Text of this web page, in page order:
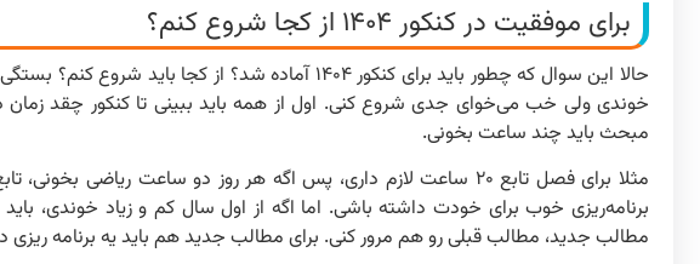
برای موفقیت در کنکور ۱۴۰۴ از کجا شروع کنم؟
حالا این سوال که چطور باید برای کنکور ۱۴۰۴ آماده
خوندی ولی خب می‌خوای جدی شروع کنی. اول از همه باید ببینی تا کنکور چقد
مبحث باید چند ساعت بخونی.
برنامه‌ریزی خوب برای خودت داشته باشی. اما اگه از اول سال کم و زیاد خوندی،
مطالب جدید، مطالب قبلی رو هم مرور کنی. برای مطالب جدید هم باید یه برنامه ریزی